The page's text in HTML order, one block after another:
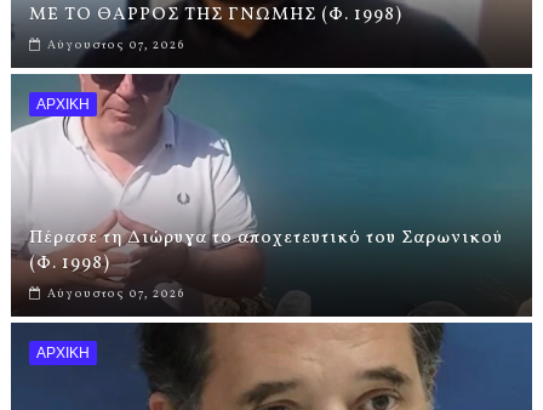
ΜΕ ΤΟ ΘΑΡΡΟΣ ΤΗΣ ΓΝΩΜΗΣ (Φ. 1998)
Αύγουστος 07, 2026
ΑΡΧΙΚΗ
Πέρασε τη Διώρυγα το αποχετευτικό του Σαρωνικού
(Φ. 1998)
Αύγουστος 07, 2026
ΑΡΧΙΚΗ